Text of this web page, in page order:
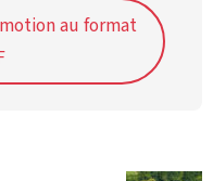
au format